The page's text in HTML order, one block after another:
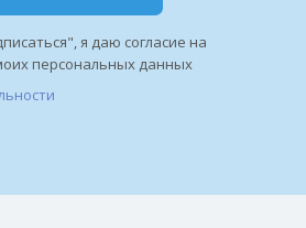
я даю согласие на
персональных данных